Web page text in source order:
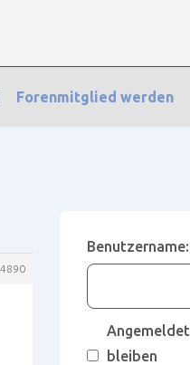
Forenmitglied werden
5.2 – Hilfe
Benutzername:
Angemeldet
bleiben